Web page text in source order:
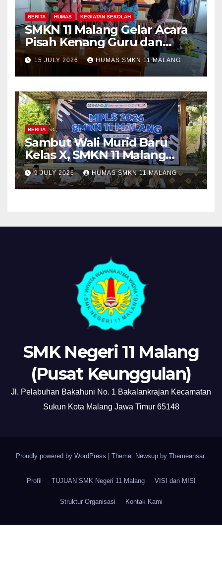
BERITA HUMAS KEGIATAN SEKOLAH
SMKN 11 Malang Gelar Acara
Pisah Kenang Guru dan
Tenaga Kependidikan yang
Purna Tugas dan Mutasi
Tugas
15 JULY 2026 HUMAS SMKN 11 MALANG
BERITA
Sambut Wali Murid Baru
Kelas X, SMKN 11 Malang
Sosialisasikan Komitmen
“MPLS Ramah”
9 JULY 2026 HUMAS SMKN 11 MALANG
SMK Negeri 11 Malang
(Pusat Keunggulan)
Jl. Pelabuhan Bakahuni No. 1 Bakalankrajan Kecamatan
Sukun Kota Malang Jawa Timur 65148
Proudly powered by WordPress Theme: Newsup by Themeansar.
Profil TUJUAN SMK Negeri 11 Malang VISI dan MISI
Struktur Organisasi Kontak Kami